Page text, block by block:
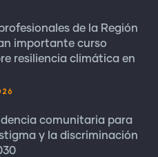
de la Región
importante curso
resiliencia climática en
comunitaria para
y la discriminación